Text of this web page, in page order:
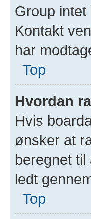
Group
Kontakt
har
Top
Hvordan
Hvis
ønsker at
beregnet
ledt
Top